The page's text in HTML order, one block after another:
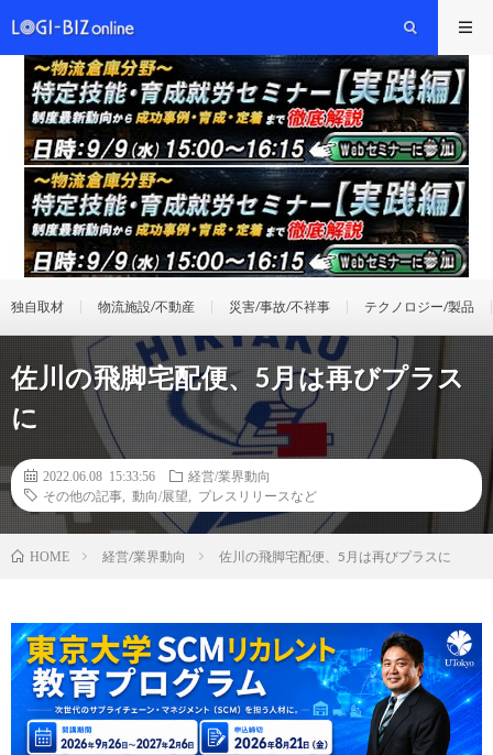
独自取材 物流施設/不動産 災害/事故/不祥事 テクノロジー/製品
佐川の飛脚宅配便、5月は再びプラス
に
2022.06.08 15:33:56
経営/業界動向
その他の記事
動向/展望 プレスリリースなど
HOME 経営/業界動向 佐川の飛脚宅配便、5月は再びプラスに